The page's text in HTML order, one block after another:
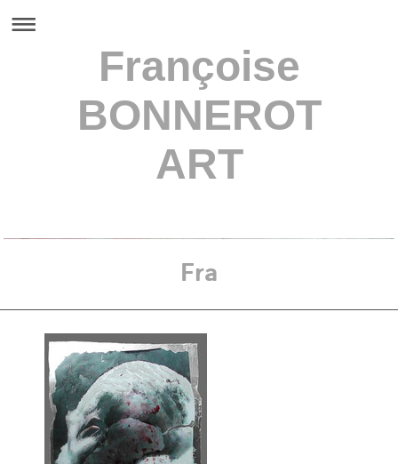
Françoise
BONNEROT
ART
Fra